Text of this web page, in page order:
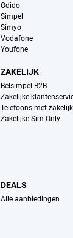
Odido
Simpel
Simyo
Vodafone
Youfone
ZAKELIJK
Belsimpel B2B
Zakelijke
Telefoons met
Zakelijke Sim Only
DEALS
Alle aanbiedingen